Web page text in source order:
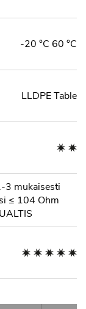
-20 °C 60 °C
LLDPE Table
3 mukaisesti
≤ 104 Ohm